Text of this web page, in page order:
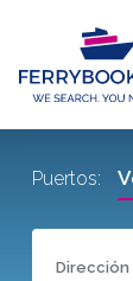
Dirección
Puertos: